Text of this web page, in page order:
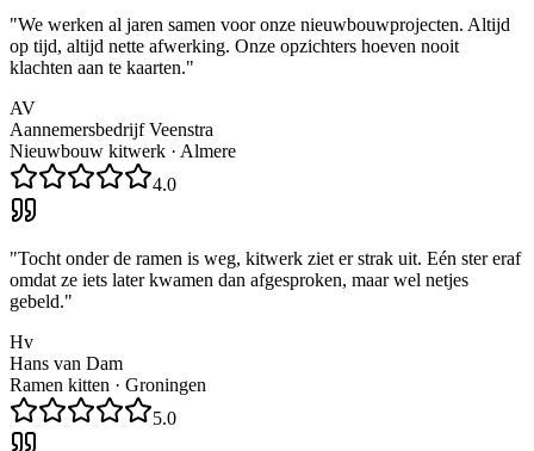
"We werken al jaren samen voor onze nieuwbouwprojecten. Altijd
op tijd, altijd nette afwerking. Onze opzichters hoeven nooit
klachten aan te kaarten."
AV
Aannemersbedrijf Veenstra
Nieuwbouw kitwerk · Almere
4.0
"Tocht onder de ramen is weg, kitwerk ziet er strak uit. Eén ster eraf
omdat ze iets later kwamen dan afgesproken, maar wel netjes
gebeld."
Hv
Hans van Dam
Ramen kitten · Groningen
5.0